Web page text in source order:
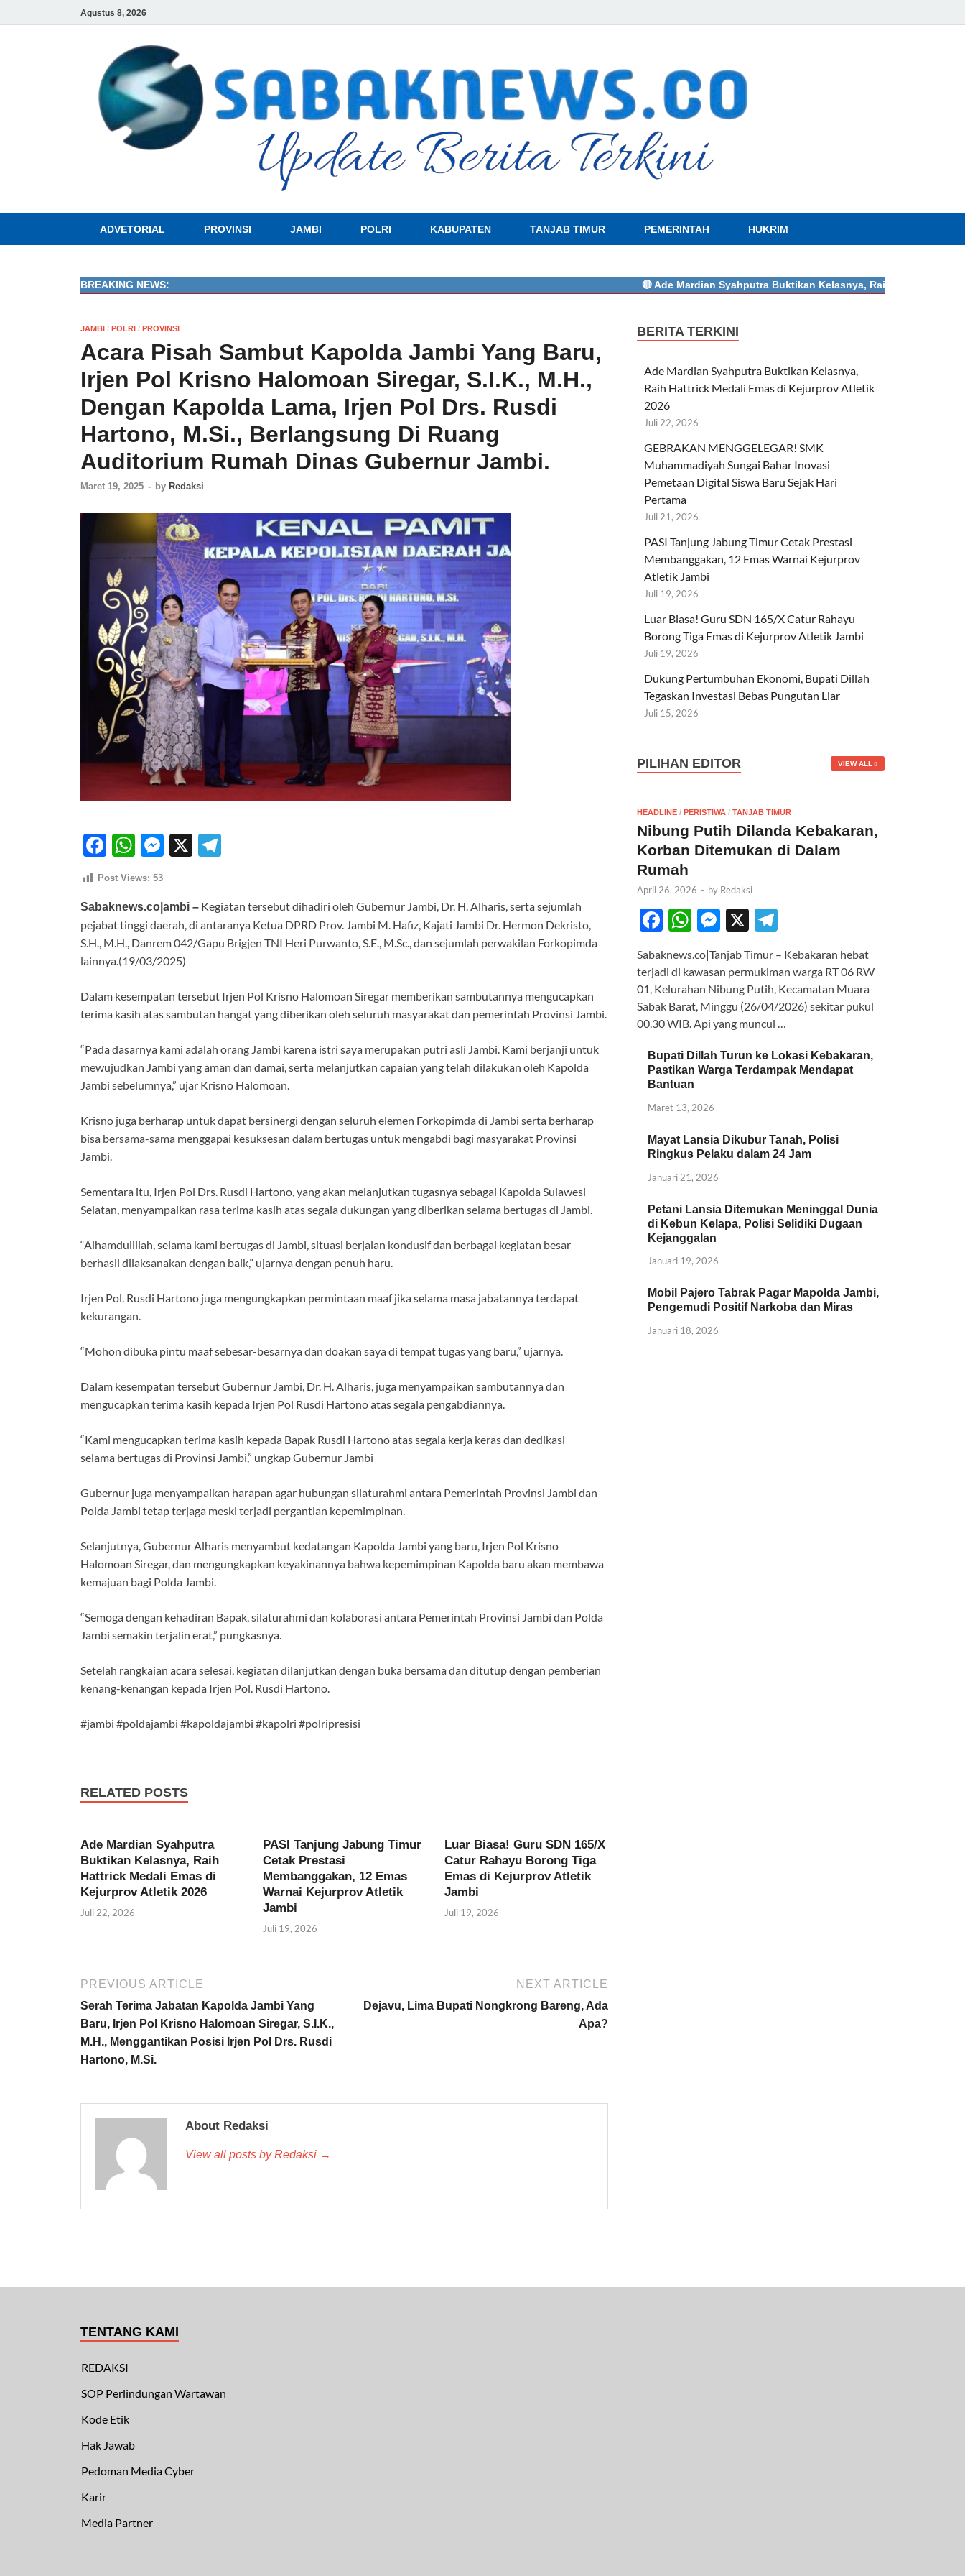
Agustus 8, 2026
ADVETORIAL PROVINSI JAMBI POLRI KABUPATEN TANJAB TIMUR PEMERINTAH HUKRIM
BREAKING NEWS: Ade Mardian Syahputra Buktikan Kelasnya, Raih Hattrick Medali
JAMBI / POLRI / PROVINSI
Acara Pisah Sambut Kapolda Jambi Yang Baru,
Irjen Pol Krisno Halomoan Siregar, S.I.K., M.H.,
Dengan Kapolda Lama, Irjen Pol Drs. Rusdi
Hartono, M.Si., Berlangsung Di Ruang
Auditorium Rumah Dinas Gubernur Jambi.
Maret 19, 2025 - by Redaksi
F
ac
b
o
o
W
s
A
p
M
n
g
er
X
gr
a
Post Views: 53
Sabaknews.co|ambi – Kegiatan tersebut dihadiri oleh Gubernur Jambi, Dr. H. Alharis, serta sejumlah
pejabat tinggi daerah, di antaranya Ketua DPRD Prov. Jambi M. Hafiz, Kajati Jambi Dr. Hermon Dekristo,
S.H., M.H., Danrem 042/Gapu Brigjen TNI Heri Purwanto, S.E., M.Sc., dan sejumlah perwakilan Forkopimda
lainnya.(19/03/2025)
Dalam kesempatan tersebut Irjen Pol Krisno Halomoan Siregar memberikan sambutannya mengucapkan
terima kasih atas sambutan hangat yang diberikan oleh seluruh masyarakat dan pemerintah Provinsi Jambi.
“Pada dasarnya kami adalah orang Jambi karena istri saya merupakan putri asli Jambi. Kami berjanji untuk
mewujudkan Jambi yang aman dan damai, serta melanjutkan capaian yang telah dilakukan oleh Kapolda
Jambi sebelumnya,” ujar Krisno Halomoan.
Krisno juga berharap untuk dapat bersinergi dengan seluruh elemen Forkopimda di Jambi serta berharap
bisa bersama-sama menggapai kesuksesan dalam bertugas untuk mengabdi bagi masyarakat Provinsi
Jambi.
Sementara itu, Irjen Pol Drs. Rusdi Hartono, yang akan melanjutkan tugasnya sebagai Kapolda Sulawesi
Selatan, menyampaikan rasa terima kasih atas segala dukungan yang diberikan selama bertugas di Jambi.
“Alhamdulillah, selama kami bertugas di Jambi, situasi berjalan kondusif dan berbagai kegiatan besar
berhasil dilaksanakan dengan baik,” ujarnya dengan penuh haru.
Irjen Pol. Rusdi Hartono juga mengungkapkan permintaan maaf jika selama masa jabatannya terdapat
kekurangan.
“Mohon dibuka pintu maaf sebesar-besarnya dan doakan saya di tempat tugas yang baru,” ujarnya.
Dalam kesempatan tersebut Gubernur Jambi, Dr. H. Alharis, juga menyampaikan sambutannya dan
mengucapkan terima kasih kepada Irjen Pol Rusdi Hartono atas segala pengabdiannya.
“Kami mengucapkan terima kasih kepada Bapak Rusdi Hartono atas segala kerja keras dan dedikasi
selama bertugas di Provinsi Jambi,” ungkap Gubernur Jambi
Gubernur juga menyampaikan harapan agar hubungan silaturahmi antara Pemerintah Provinsi Jambi dan
Polda Jambi tetap terjaga meski terjadi pergantian kepemimpinan.
Selanjutnya, Gubernur Alharis menyambut kedatangan Kapolda Jambi yang baru, Irjen Pol Krisno
Halomoan Siregar, dan mengungkapkan keyakinannya bahwa kepemimpinan Kapolda baru akan membawa
kemajuan bagi Polda Jambi.
“Semoga dengan kehadiran Bapak, silaturahmi dan kolaborasi antara Pemerintah Provinsi Jambi dan Polda
Jambi semakin terjalin erat,” pungkasnya.
Setelah rangkaian acara selesai, kegiatan dilanjutkan dengan buka bersama dan ditutup dengan pemberian
kenang-kenangan kepada Irjen Pol. Rusdi Hartono.
#jambi #poldajambi #kapoldajambi #kapolri #polripresisi
RELATED POSTS
Ade Mardian Syahputra
Buktikan Kelasnya, Raih
Hattrick Medali Emas di
Kejurprov Atletik 2026
Juli 22, 2026
PASI Tanjung Jabung Timur
Cetak Prestasi
Membanggakan, 12 Emas
Warnai Kejurprov Atletik
Jambi
Juli 19, 2026
Luar Biasa! Guru SDN 165/X
Catur Rahayu Borong Tiga
Emas di Kejurprov Atletik
Jambi
Juli 19, 2026
PREVIOUS ARTICLE
Serah Terima Jabatan Kapolda Jambi Yang
Baru, Irjen Pol Krisno Halomoan Siregar, S.I.K.,
M.H., Menggantikan Posisi Irjen Pol Drs. Rusdi
Hartono, M.Si.
NEXT ARTICLE
Dejavu, Lima Bupati Nongkrong Bareng, Ada
Apa?
About Redaksi
View all posts by Redaksi →
BERITA TERKINI
Ade Mardian Syahputra Buktikan Kelasnya,
Raih Hattrick Medali Emas di Kejurprov Atletik
2026
Juli 22, 2026
GEBRAKAN MENGGELEGAR! SMK
Muhammadiyah Sungai Bahar Inovasi
Pemetaan Digital Siswa Baru Sejak Hari
Pertama
Juli 21, 2026
PASI Tanjung Jabung Timur Cetak Prestasi
Membanggakan, 12 Emas Warnai Kejurprov
Atletik Jambi
Juli 19, 2026
Luar Biasa! Guru SDN 165/X Catur Rahayu
Borong Tiga Emas di Kejurprov Atletik Jambi
Juli 19, 2026
Dukung Pertumbuhan Ekonomi, Bupati Dillah
Tegaskan Investasi Bebas Pungutan Liar
Juli 15, 2026
PILIHAN EDITOR VIEW ALL
HEADLINE /PERISTIWA /TANJAB TIMUR
Nibung Putih Dilanda Kebakaran,
Korban Ditemukan di Dalam
Rumah
April 26, 2026 - by Redaksi
F
e
b
o
o
k
W
at
s
A
p
p
M
se
n
g
er
X
e
gr
a
m
Sabaknews.co|Tanjab Timur – Kebakaran hebat
terjadi di kawasan permukiman warga RT 06 RW
01, Kelurahan Nibung Putih, Kecamatan Muara
Sabak Barat, Minggu (26/04/2026) sekitar pukul
00.30 WIB. Api yang muncul …
Bupati Dillah Turun ke Lokasi Kebakaran,
Pastikan Warga Terdampak Mendapat
Bantuan
Maret 13, 2026
Mayat Lansia Dikubur Tanah, Polisi
Ringkus Pelaku dalam 24 Jam
Januari 21, 2026
Petani Lansia Ditemukan Meninggal Dunia
di Kebun Kelapa, Polisi Selidiki Dugaan
Kejanggalan
Januari 19, 2026
Mobil Pajero Tabrak Pagar Mapolda Jambi,
Pengemudi Positif Narkoba dan Miras
Januari 18, 2026
TENTANG KAMI
REDAKSI
SOP Perlindungan Wartawan
Kode Etik
Hak Jawab
Pedoman Media Cyber
Karir
Media Partner